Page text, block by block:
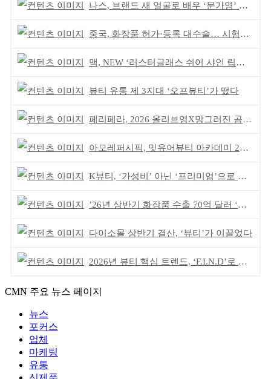
나스, 브랜드 새 얼굴로 배우 ‘문가영’ 발탁
중국, 화장품 허가·등록 대수술… 시험자료 공용 허용
맥, NEW ‘러스터글래스 쉬어 샤인 립스틱’ 출시
뷰티 유통 제 3지대 ‘오프뷰티’가 떴다
페리페라, 2026 올리브영X망그러진 곰 콜라보
아모레퍼시픽, 밋유어뷰티 아카데미 2기 발대식
K뷰티, ‘가성비’ 아닌 ‘프리미엄’으로 승부걸어야
’26년 상반기 화장품 수출 70억 달러 ‘역대 최고’
다이소몰 상반기 결산, ‘뷰티’가 이끌었다
2026년 뷰티 핵심 트렌드, ‘F.I.N.D’로 읽는다
CMN 주요 뉴스 페이지
뉴스
포커스
업체
마케팅
유통